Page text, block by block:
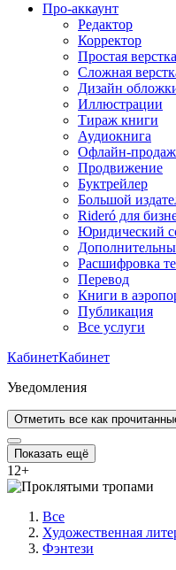
Про-аккаунт
Редактор
Корректор
Простая верстка
Сложная
Дизайн
Иллюстрации
Тираж книги
Аудиокнига
Офлайн-
Продвижение
Буктрейлер
Большой
Rideró для
Юридический
Расшифровка
Перевод
Книги в
Публикация
Все услуги
КабинетКабинет
Уведомления
Отметить все как
Показать ещё
12+
Все
Художественная
Фэнтези